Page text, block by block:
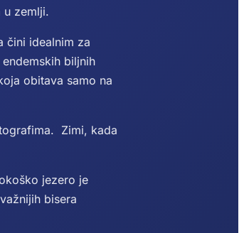
u zemlji.
čini idealnim za
biljnih
obitava samo na
Zimi, kada
jezero je
bisera